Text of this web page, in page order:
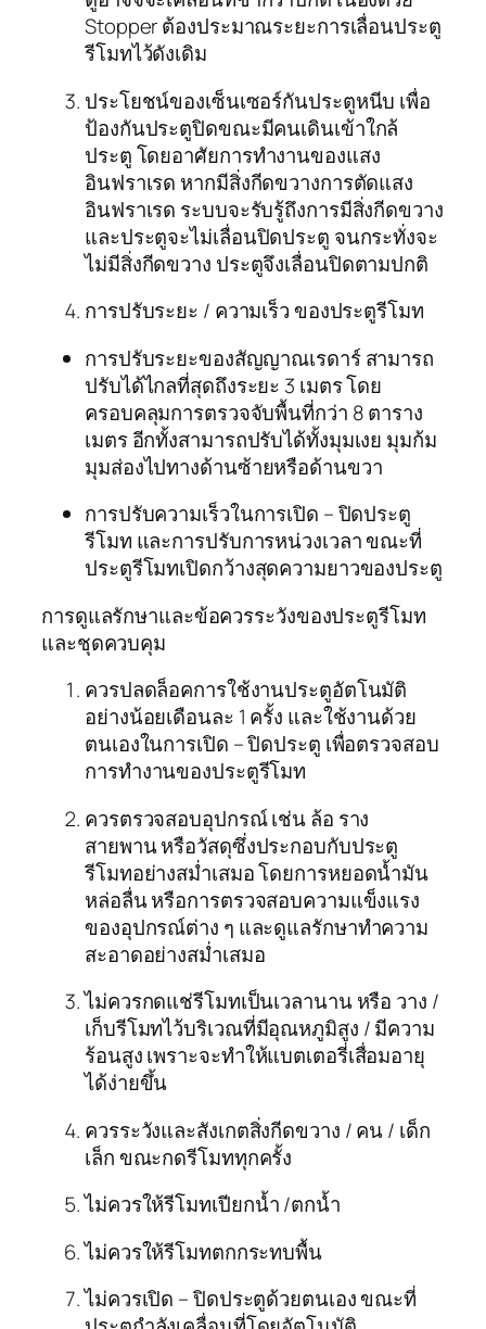
Stopper ต้องประมาณระยะการเลื่อนประตู
รีโมทไว้ดังเดิม
ประโยชน์ของเซ็นเซอร์กันประตูหนีบ เพื่อ
ป้องกันประตูปิดขณะมีคนเดินเข้าใกล้
ประตู โดยอาศัยการทำงานของแสง
อินฟราเรด หากมีสิ่งกีดขวางการตัดแสง
อินฟราเรด ระบบจะรับรู้ถึงการมีสิ่งกีดขวาง
และประตูจะไม่เลื่อนปิดประตู จนกระทั่งจะ
ไม่มีสิ่งกีดขวาง ประตูจึงเลื่อนปิดตามปกติ
การปรับระยะ / ความเร็ว ของประตูรีโมท
การปรับระยะของสัญญาณเรดาร์ สามารถ
ปรับได้ไกลที่สุดถึงระยะ 3 เมตร โดย
ครอบคลุมการตรวจจับพื้นที่กว่า 8 ตาราง
เมตร อีกทั้งสามารถปรับได้ทั้งมุมเงย มุมก้ม
มุมส่องไปทางด้านซ้ายหรือด้านขวา
การปรับความเร็วในการเปิด – ปิดประตู
รีโมท และการปรับการหน่วงเวลา ขณะที่
ประตูรีโมทเปิดกว้างสุดความยาวของประตู
การดูแลรักษาและข้อควรระวังของประตูรีโมท
และชุดควบคุม
ควรปลดล็อคการใช้งานประตูอัตโนมัติ
อย่างน้อยเดือนละ 1 ครั้ง และใช้งานด้วย
ตนเองในการเปิด – ปิดประตู เพื่อตรวจสอบ
การทำงานของประตูรีโมท
ควรตรวจสอบอุปกรณ์ เช่น ล้อ ราง
สายพาน หรือวัสดุซึ่งประกอบกับประตู
รีโมทอย่างสม่ำเสมอ โดยการหยอดน้ำมัน
หล่อลื่น หรือการตรวจสอบความแข็งแรง
ของอุปกรณ์ต่าง ๆ และดูแลรักษาทำความ
สะอาดอย่างสม่ำเสมอ
ไม่ควรกดแช่รีโมทเป็นเวลานาน หรือ วาง /
เก็บรีโมทไว้บริเวณที่มีอุณหภูมิสูง / มีความ
ร้อนสูง เพราะจะทำให้แบตเตอรี่เสื่อมอายุ
ได้ง่ายขึ้น
ควรระวังและสังเกตสิ่งกีดขวาง / คน / เด็ก
เล็ก ขณะกดรีโมททุกครั้ง
ไม่ควรให้รีโมทเปียกน้ำ /ตกน้ำ
ไม่ควรให้รีโมทตกกระทบพื้น
ไม่ควรเปิด – ปิดประตูด้วยตนเอง ขณะที่